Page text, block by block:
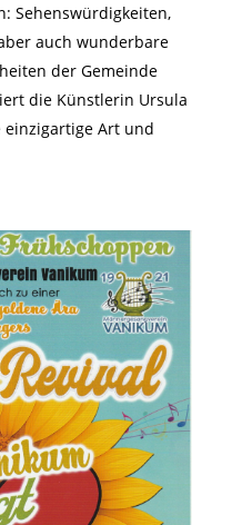
Sehenswürdigkeiten,
auch wunderbare
der Gemeinde
die Künstlerin Ursula
Art und